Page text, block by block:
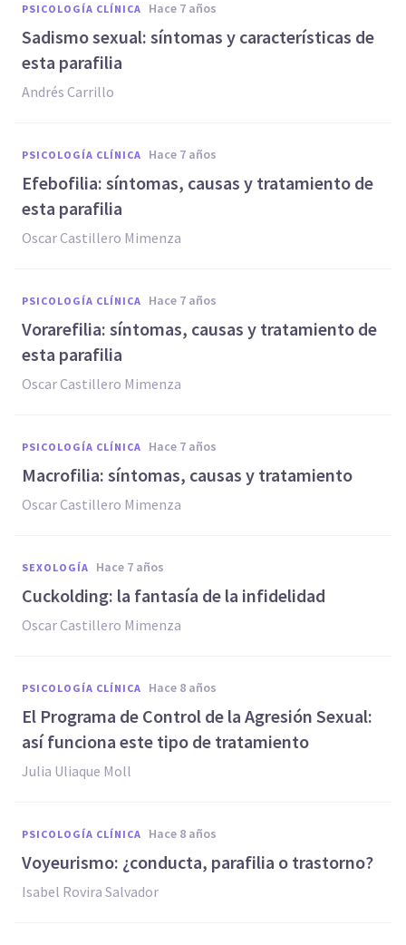
PSICOLOGÍA CLÍNICA hace 7 años
Sadismo sexual: síntomas y características de
esta parafilia
Andrés Carrillo
PSICOLOGÍA CLÍNICA hace 7 años
Efebofilia: síntomas, causas y tratamiento de
esta parafilia
Oscar Castillero Mimenza
PSICOLOGÍA CLÍNICA hace 7 años
Vorarefilia: síntomas, causas y tratamiento de
esta parafilia
Oscar Castillero Mimenza
PSICOLOGÍA CLÍNICA hace 7 años
Macrofilia: síntomas, causas y tratamiento
Oscar Castillero Mimenza
SEXOLOGÍA hace 7 años
Cuckolding: la fantasía de la infidelidad
Oscar Castillero Mimenza
PSICOLOGÍA CLÍNICA hace 8 años
El Programa de Control de la Agresión Sexual:
así funciona este tipo de tratamiento
​Julia Uliaque Moll
PSICOLOGÍA CLÍNICA hace 8 años
Voyeurismo: ¿conducta, parafilia o trastorno?
Isabel Rovira Salvador